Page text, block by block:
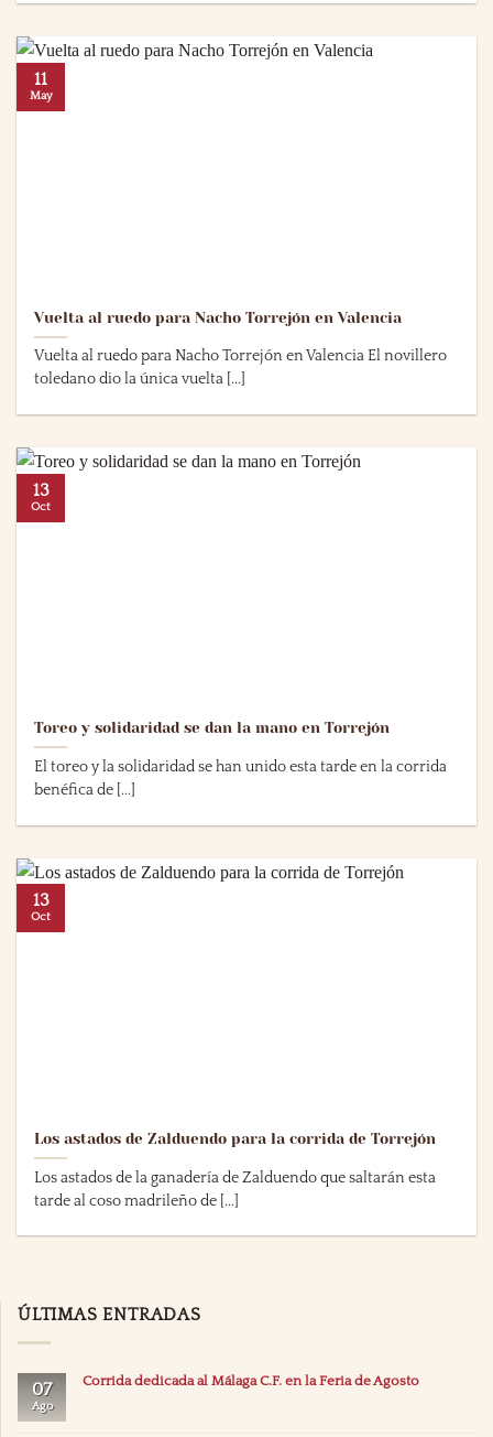
Vuelta al ruedo para Nacho Torrejón en Valencia
Vuelta al ruedo para Nacho Torrejón en Valencia El novillero
toledano dio la única vuelta [...]
11
May
Toreo y solidaridad se dan la mano en Torrejón
El toreo y la solidaridad se han unido esta tarde en la corrida
benéfica de [...]
13
Oct
Los astados de Zalduendo para la corrida de Torrejón
Los astados de la ganadería de Zalduendo que saltarán esta
tarde al coso madrileño de [...]
13
Oct
ÚLTIMAS ENTRADAS
07
Ago
Corrida dedicada al Málaga C.F. en la Feria de Agosto